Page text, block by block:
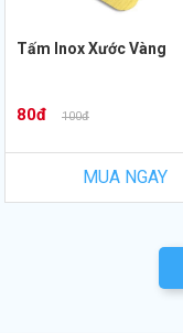
Tấm Inox Xước Vàng
80đ 100đ
MUA NGAY